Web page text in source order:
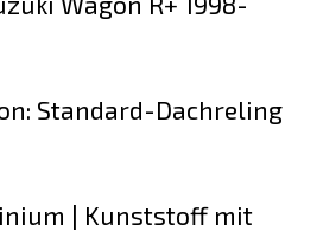
Standard-Dachreling
| Kunststoff mit